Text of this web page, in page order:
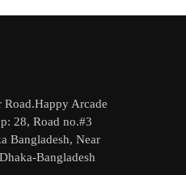
Arcade
28, Road no.#3
Bangladesh, Near
Bangladesh